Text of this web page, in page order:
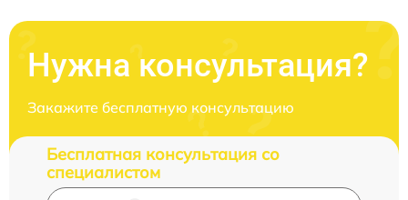
Нужна консультация?
Закажите бесплатную консультацию
Бесплатная консультация со
специалистом